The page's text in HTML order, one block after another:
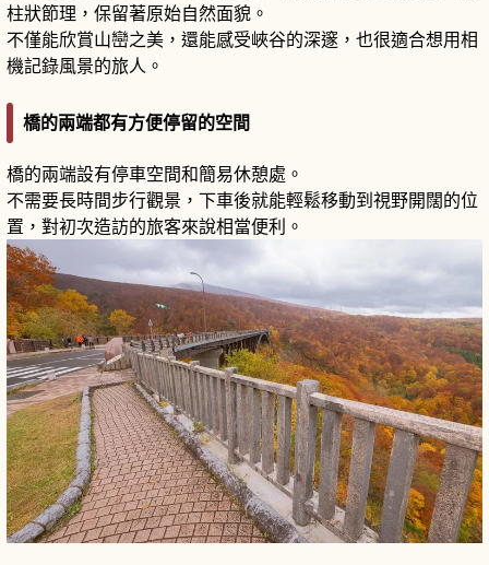
柱狀節理，保留著原始自然面貌。
不僅能欣賞山巒之美，還能感受峽谷的深邃，也很適合想用相
機記錄風景的旅人。
橋的兩端都有方便停留的空間
橋的兩端設有停車空間和簡易休憩處。
不需要長時間步行觀景，下車後就能輕鬆移動到視野開闊的位
置，對初次造訪的旅客來說相當便利。